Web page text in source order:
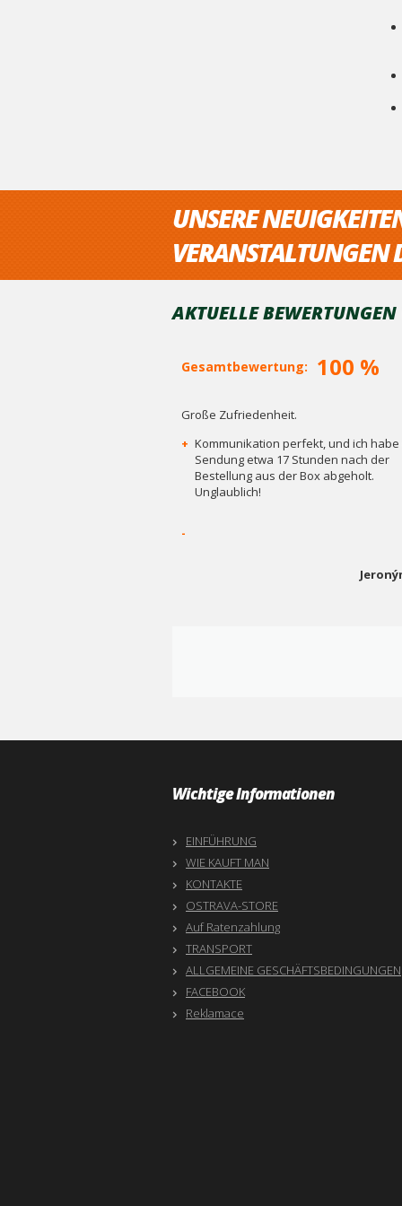
UNSERE
VERANSTALTUNGEN
AKTUELLE
Gesamtbewertung: 100 %
Große Zufriedenheit.
+ Kommunikation perfekt, und ich habe
Sendung etwa 17 Stunden nach der
Bestellung aus der Box abgeholt.
Unglaublich!
-
Wichtige Informationen
EINFÜHRUNG
WIE KAUFT MAN
KONTAKTE
OSTRAVA-STORE
Auf Ratenzahlung
TRANSPORT
ALLGEMEINE GESCHÄFTSBEDINGUNGEN
FACEBOOK
Reklamace